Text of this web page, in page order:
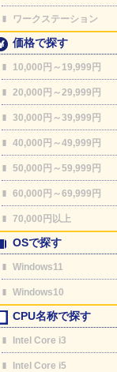
ワークステーション
価格で探す
10,000円～19,999円
20,000円～29,999円
30,000円～39,999円
40,000円～49,999円
50,000円～59,999円
60,000円～69,999円
70,000円以上
OSで探す
Windows11
Windows10
CPU名称で探す
Intel Core i3
Intel Core i5